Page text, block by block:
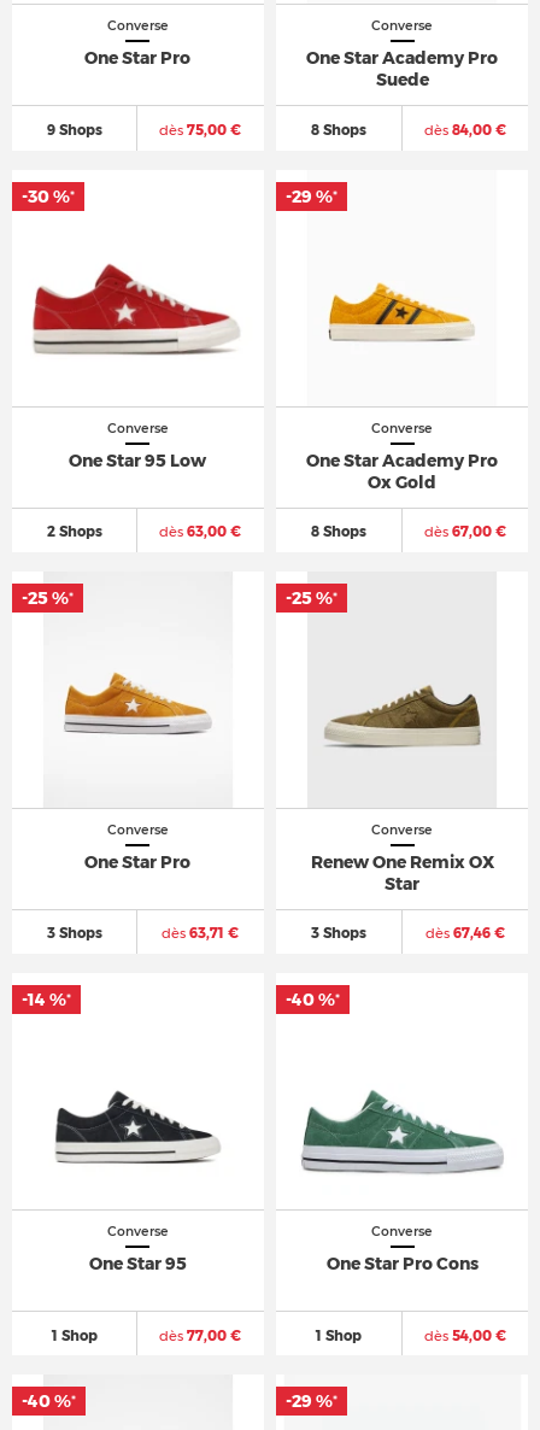
Converse
One Star Pro
9 Shops dès 75,00 €
Converse
One Star Academy Pro
Suede
8 Shops dès84,00 €
Converse
One Star 95 Low
2 Shops dès 63,00 €
-30 %*
Converse
One Star Academy Pro
Ox Gold
8 Shops dès67,00 €
-29 %*
Converse
One Star Pro
3 Shops dès 63,71 €
-25 %*
Converse
Renew One Remix OX
Star
3 Shops dès67,46 €
-25 %*
Converse
One Star 95
1 Shop dès 77,00 €
-14 %*
Converse
One Star Pro Cons
1 Shop dès54,00 €
-40 %*
-40 %* -29 %*